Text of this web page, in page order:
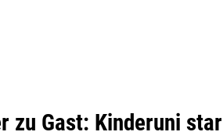
zu Gast: Kinderuni